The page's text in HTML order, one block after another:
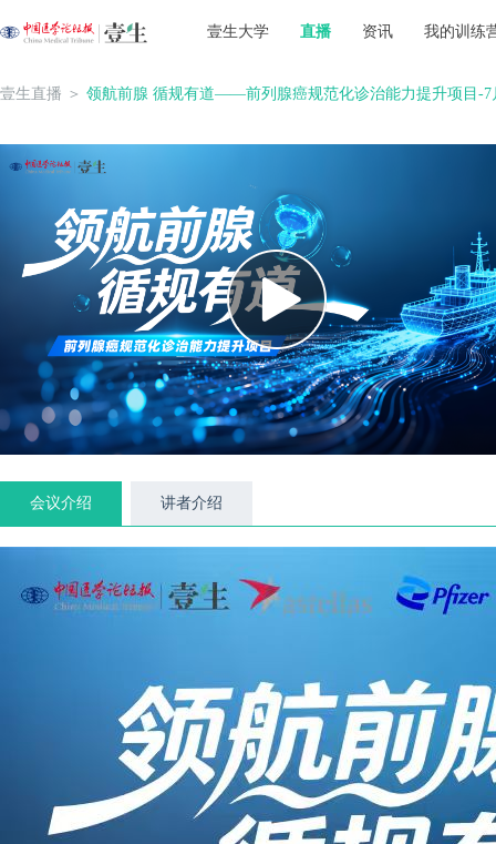
壹生大学 直播 资讯 我的训练
壹生直播 ＞ 领航前腺 循规有道——前列腺癌规范化诊治能力提升项目-7
会议介绍 讲者介绍